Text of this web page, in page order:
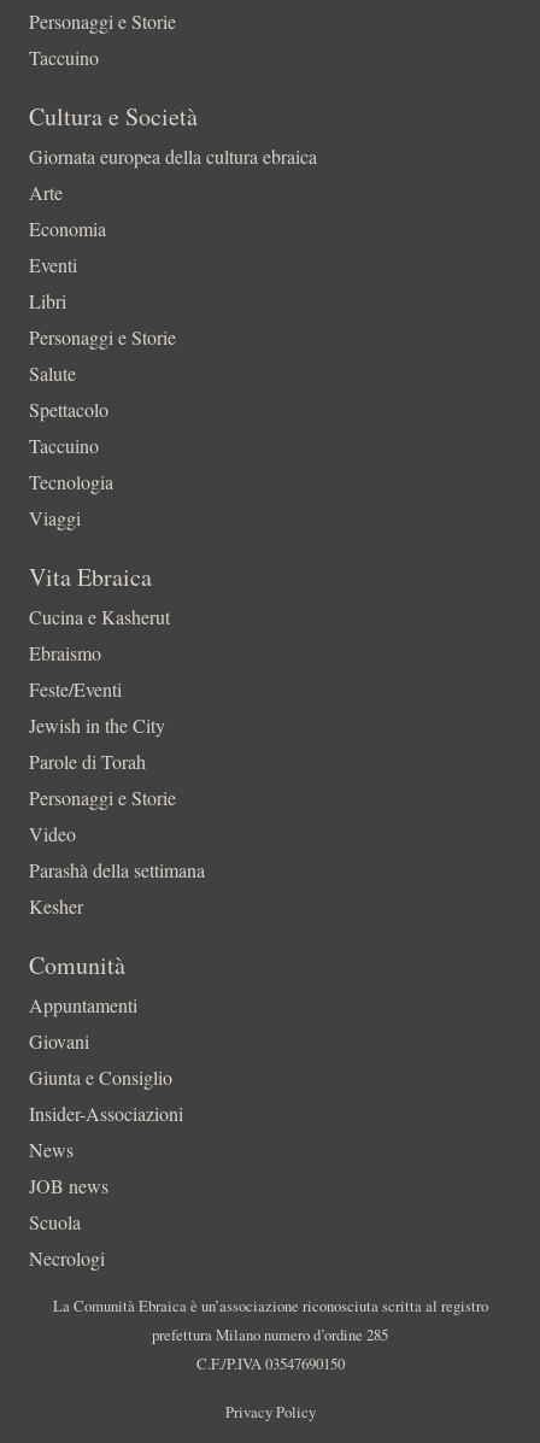
Personaggi e Storie
Taccuino
Cultura e Società
Giornata europea della cultura ebraica
Arte
Economia
Eventi
Libri
Personaggi e Storie
Salute
Spettacolo
Taccuino
Tecnologia
Viaggi
Vita Ebraica
Cucina e Kasherut
Ebraismo
Feste/Eventi
Jewish in the City
Parole di Torah
Personaggi e Storie
Video
Parashà della settimana
Kesher
Comunità
Appuntamenti
Giovani
Giunta e Consiglio
Insider-Associazioni
News
JOB news
Scuola
Necrologi
La Comunità Ebraica è un’associazione riconosciuta scritta al registro
prefettura Milano numero d’ordine 285
C.F./P.IVA 03547690150
Privacy Policy